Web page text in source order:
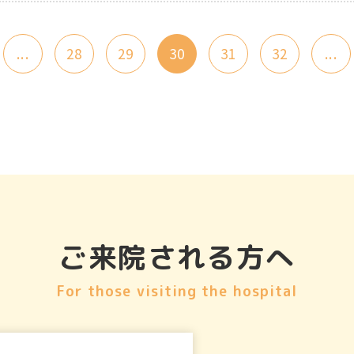
... 28 29 30 31 32 ...
ご来院される方へ
For those visiting the hospital